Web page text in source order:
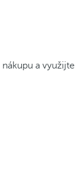
a využijte